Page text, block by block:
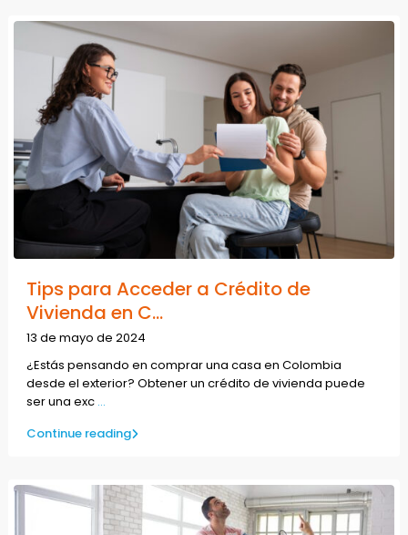
Tips para Acceder a Crédito de
Vivienda en C...
13 de mayo de 2024
¿Estás pensando en comprar una casa en Colombia
desde el exterior? Obtener un crédito de vivienda puede
ser una exc ...
Continue reading